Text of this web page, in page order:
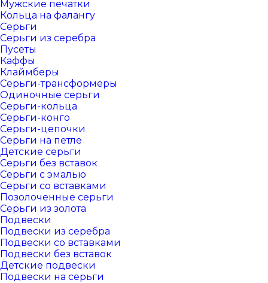
Мужские печатки
Кольца на фалангу
Серьги
Серьги из серебра
Пусеты
Каффы
Клаймберы
Серьги-трансформеры
Одиночные серьги
Серьги-кольца
Серьги-конго
Серьги-цепочки
Серьги на петле
Детские серьги
Серьги без вставок
Серьги с эмалью
Серьги со вставками
Позолоченные серьги
Серьги из золота
Подвески
Подвески из серебра
Подвески со вставками
Подвески без вставок
Детские подвески
Подвески на серьги